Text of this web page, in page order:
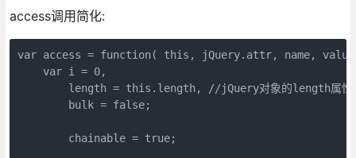
access调用简化:
var access = function( this, jQuery.attr, name,
    var i = 0,
        length = this.length, //jQuery对象的length属性
        bulk = false;
        chainable = true;